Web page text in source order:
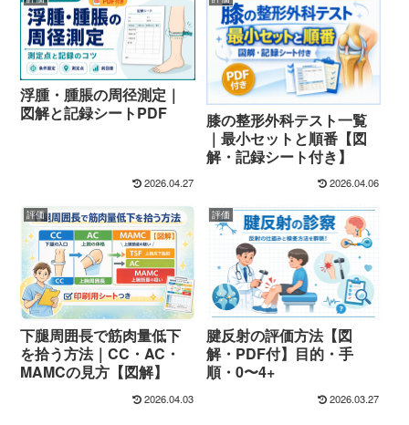
浮腫・腫脹の周径測定｜
図解と記録シートPDF
2026.04.27
膝の整形外科テスト一覧
｜最小セットと順番【図
解・記録シート付き】
2026.04.06
評価
下腿周囲長で筋肉量低下
を拾う方法｜CC・AC・
MAMCの見方【図解】
2026.04.03
評価
腱反射の評価方法【図
解・PDF付】目的・手
順・0〜4+
2026.03.27